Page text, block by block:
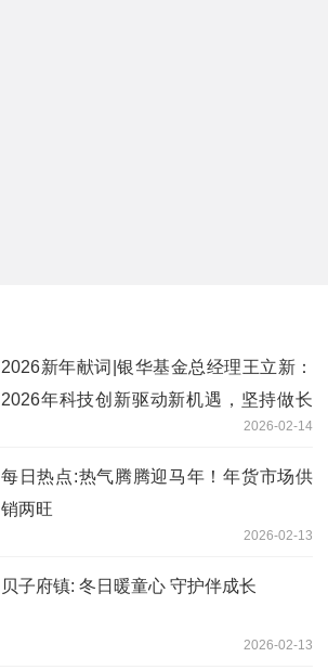
2026新年献词|银华基金总经理王立新：
2026年科技创新驱动新机遇，坚持做长
2026-02-14
每日热点:热气腾腾迎马年！年货市场供
销两旺
2026-02-13
贝子府镇: 冬日暖童心 守护伴成长
2026-02-13